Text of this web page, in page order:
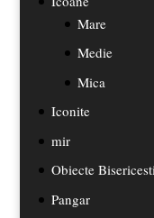
Mare
Medie
Mica
Iconite
mir
Obiecte
Pangar